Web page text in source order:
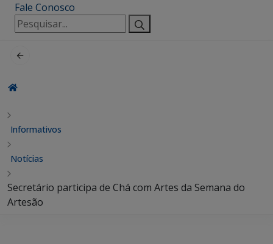
Fale Conosco
Pesquisar
por:
Informativos
Notícias
Secretário participa de Chá com Artes da Semana do
Artesão